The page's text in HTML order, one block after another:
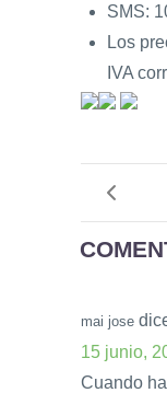
SMS:
Los
IVA
mai jose
15 junio,
Cuando